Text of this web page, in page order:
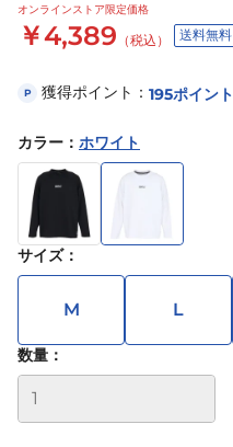
オンラインストア限定価格
￥4,389 （税込） 送料無料
P 獲得ポイント： 195ポイント
カラー ： ホワイト
サイズ：
M L
数量：